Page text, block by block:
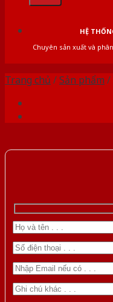
HỆ
Chuyên sản xuất và
Trang chủ /Sản phẩm /